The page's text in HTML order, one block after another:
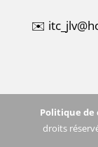
✉️
Politique
droits